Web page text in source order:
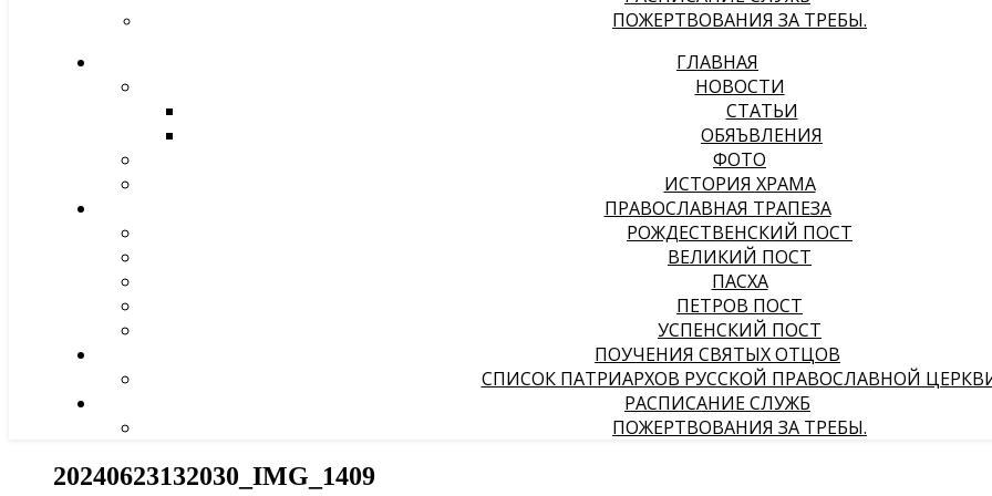
ПОЖЕРТВОВАНИЯ ЗА ТРЕБЫ.
ГЛАВНАЯ
НОВОСТИ
СТАТЬИ
ОБЯЪВЛЕНИЯ
ФОТО
ИСТОРИЯ ХРАМА
ПРАВОСЛАВНАЯ ТРАПЕЗА
РОЖДЕСТВЕНСКИЙ ПОСТ
ВЕЛИКИЙ ПОСТ
ПАСХА
ПЕТРОВ ПОСТ
УСПЕНСКИЙ ПОСТ
ПОУЧЕНИЯ СВЯТЫХ ОТЦОВ
СПИСОК ПАТРИАРХОВ РУССКОЙ ПРАВОСЛАВНОЙ
РАСПИСАНИЕ СЛУЖБ
ПОЖЕРТВОВАНИЯ ЗА ТРЕБЫ.
20240623132030_IMG_1409